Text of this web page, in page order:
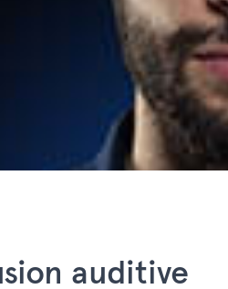
auditive